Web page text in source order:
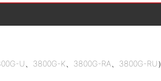
U、3800G-K、3800G-RA、3800G-RU）